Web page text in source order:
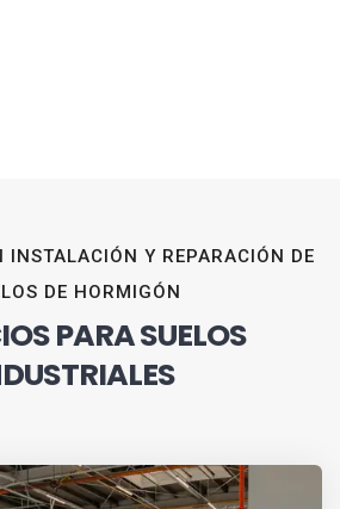
INSTALACIÓN Y REPARACIÓN DE
DE HORMIGÓN
PARA SUELOS